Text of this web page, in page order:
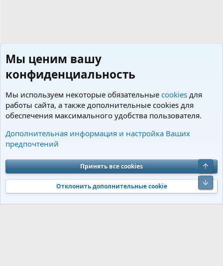
Теги
Cookies Charm by DCom
Обратная связь
Условия и правила
Политика конфиденциальности
Помощь
S
S
Community platform by XenForo® © 2010-2026 XenForo Ltd. Перевод от
Jumuro®|Media embeds via s9e/MediaSites
Мы ценим вашу
конфиденциальность
Мы используем некоторые обязательные cookies для
работы сайта, а также дополнительные cookies для
обеспечения максимального удобства пользователя.
Дополнительная информация и настройка Ваших
предпочтений
Принять все cookies
Отклонить дополнительные cookie
Верх
Низ